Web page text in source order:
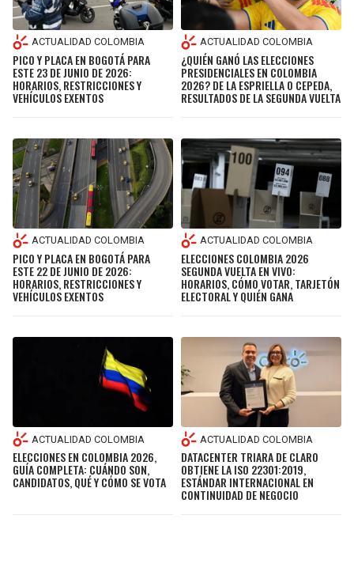
ACTUALIDAD COLOMBIA
PICO Y PLACA EN BOGOTÁ PARA
ESTE 23 DE JUNIO DE 2026:
HORARIOS, RESTRICCIONES Y
VEHÍCULOS EXENTOS
ACTUALIDAD COLOMBIA
¿QUIÉN GANÓ LAS ELECCIONES
PRESIDENCIALES EN COLOMBIA
2026? DE LA ESPRIELLA O CEPEDA,
RESULTADOS DE LA SEGUNDA VUELTA
ACTUALIDAD COLOMBIA
PICO Y PLACA EN BOGOTÁ PARA
ESTE 22 DE JUNIO DE 2026:
HORARIOS, RESTRICCIONES Y
VEHÍCULOS EXENTOS
ACTUALIDAD COLOMBIA
ELECCIONES COLOMBIA 2026
SEGUNDA VUELTA EN VIVO:
HORARIOS, CÓMO VOTAR, TARJETÓN
ELECTORAL Y QUIÉN GANA
ACTUALIDAD COLOMBIA
ELECCIONES EN COLOMBIA 2026,
GUÍA COMPLETA: CUÁNDO SON,
CANDIDATOS, QUÉ Y CÓMO SE VOTA
ACTUALIDAD COLOMBIA
DATACENTER TRIARA DE CLARO
OBTIENE LA ISO 22301:2019,
ESTÁNDAR INTERNACIONAL EN
CONTINUIDAD DE NEGOCIO